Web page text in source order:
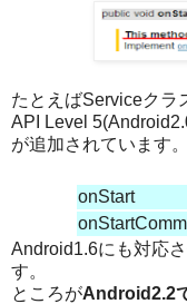
たとえばServiceクラ
API Level
が追加されています。
onStart
Android1.6にも対応
す。
ところがAndroid2.2